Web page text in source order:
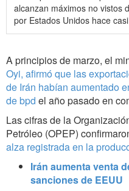
alcanzan máximos no vistos
por Estados Unidos hace
A principios de marzo, el
Oyi, afirmó que las
de Irán habían aumentado
de bpd el año pasado en
Las cifras de la
Petróleo (OPEP)
alza registrada en la
Irán aumenta venta
sanciones de EEUU